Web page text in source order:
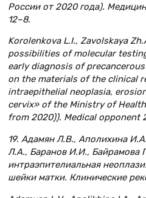
России от 2020 года).
12–8.
Korolenkova L.I., Zavolskaya
possibilities of molecular
early diagnosis of
on the materials of the clinical
intraepithelial neoplasia,
cervix» of the Ministry of
from 2020)). Medical opponent
19. Адамян Л.В., Аполихина
Л.А., Баранов И.И., Байрамова
интраэпителиальная
шейки матки. Клинические